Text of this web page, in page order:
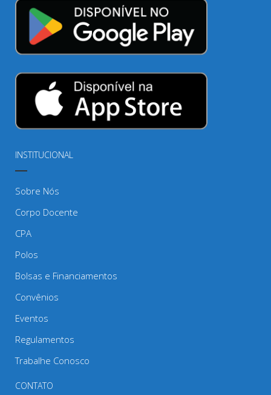
INSTITUCIONAL
Sobre Nós
Corpo Docente
CPA
Polos
Bolsas e Financiamentos
Convênios
Eventos
Regulamentos
Trabalhe Conosco
CONTATO